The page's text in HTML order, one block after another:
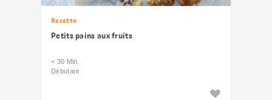
Recette
Petits pains aux fruits
< 30 Min.
Débutant